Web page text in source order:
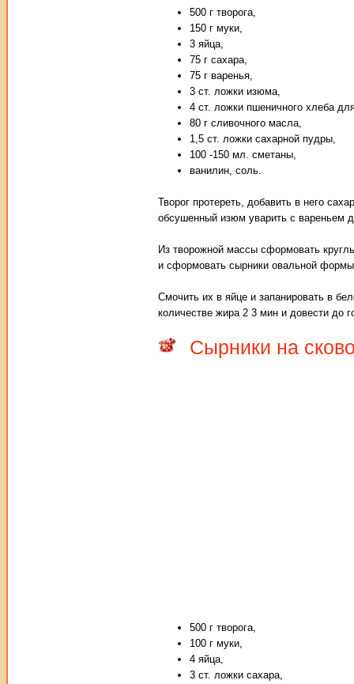
500 г творога,
150 г муки,
3 яйца,
75 г сахара,
75 г варенья,
3 ст. ложки изюма,
4 ст. ложки пшеничного хлеба
80 г сливочного масла,
1,5 ст. ложки сахарной пудры,
100 -150 мл. сметаны,
ванилин, соль.
Творог протереть, добавить в него
обсушенный изюм уварить с вареньем
Из творожной массы сформовать
и сформовать сырники овальной
Смочить их в яйце и запанировать в
количестве жира 2 3 мин и довести до
Сырники на
500 г творога,
100 г муки,
4 яйца,
3 ст. ложки сахара,